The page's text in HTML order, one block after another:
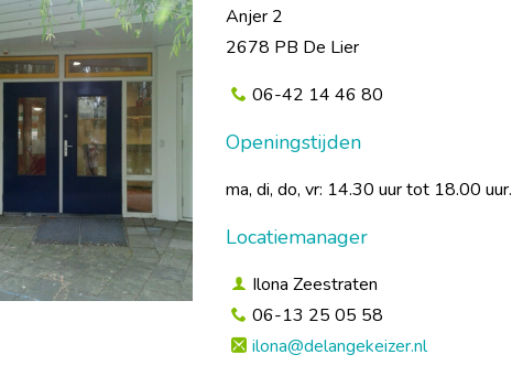
Anjer 2
2678 PB De Lier
06-42 14 46 80
Openingstijden
ma, di, do, vr: 14.30 uur tot 18.00 uur.
Locatiemanager
Ilona Zeestraten
06-13 25 05 58
ilona@delangekeizer.nl